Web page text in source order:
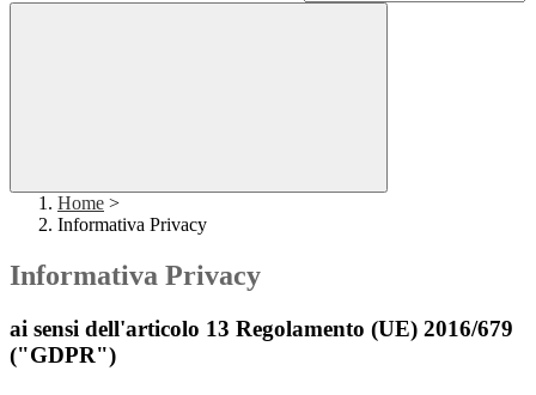
Home >
Informativa Privacy
Informativa Privacy
ai sensi dell'articolo 13 Regolamento (UE) 2016/679
("GDPR")